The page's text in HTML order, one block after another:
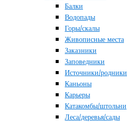
Балки
Водопады
Горы/скалы
Живописные места
Заказники
Заповедники
Источники/родники
Каньоны
Карьеры
Катакомбы/штольни
Леса/деревья/сады